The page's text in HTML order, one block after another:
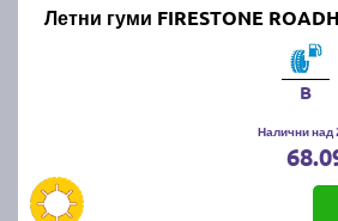
Летни гуми FIRESTONE
B
Налични над